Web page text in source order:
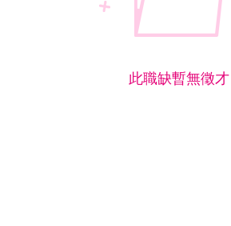
此職缺暫無徵才